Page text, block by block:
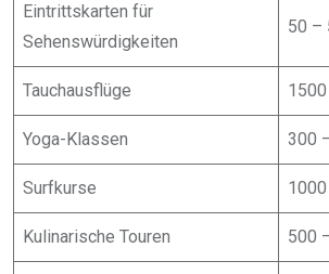
Eintrittskarten für
Sehenswürdigkeiten
50 –
Tauchausflüge
Yoga-Klassen 300
Surfkurse
Kulinarische Touren 500